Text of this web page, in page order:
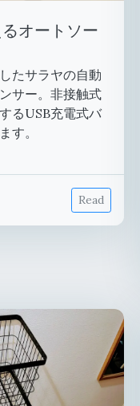
オートソー
たサラヤの自動
サー。非接触式
るUSB充電式バ
す。
Read